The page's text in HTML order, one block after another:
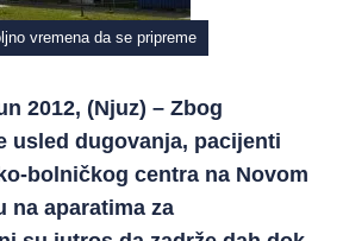
vremena da se pripreme
2012, (Njuz) – Zbog
usled dugovanja, pacijenti
bolničkog centra na Novom
na aparatima za